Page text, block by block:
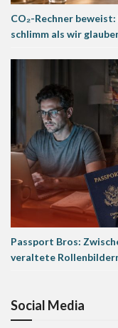
CO₂-Rechner
schlimm als wir
Passport Bros:
veraltete
Social Media